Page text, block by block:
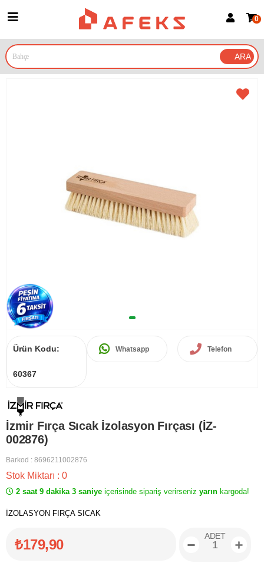
Google İle Bağlan
0
Ürün Kodu:
60367
Whatsapp Telefon
İzmir Fırça Sıcak İzolasyon Fırçası (İZ-
002876)
Barkod : 8696211002876
Stok Miktarı : 0
2 saat 9 dakika 3 saniye içerisinde sipariş verirseniz yarın kargoda!
İZOLASYON FIRÇA SICAK
₺179,90
ADET